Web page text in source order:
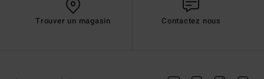
Trouver un magasin Contactez nous